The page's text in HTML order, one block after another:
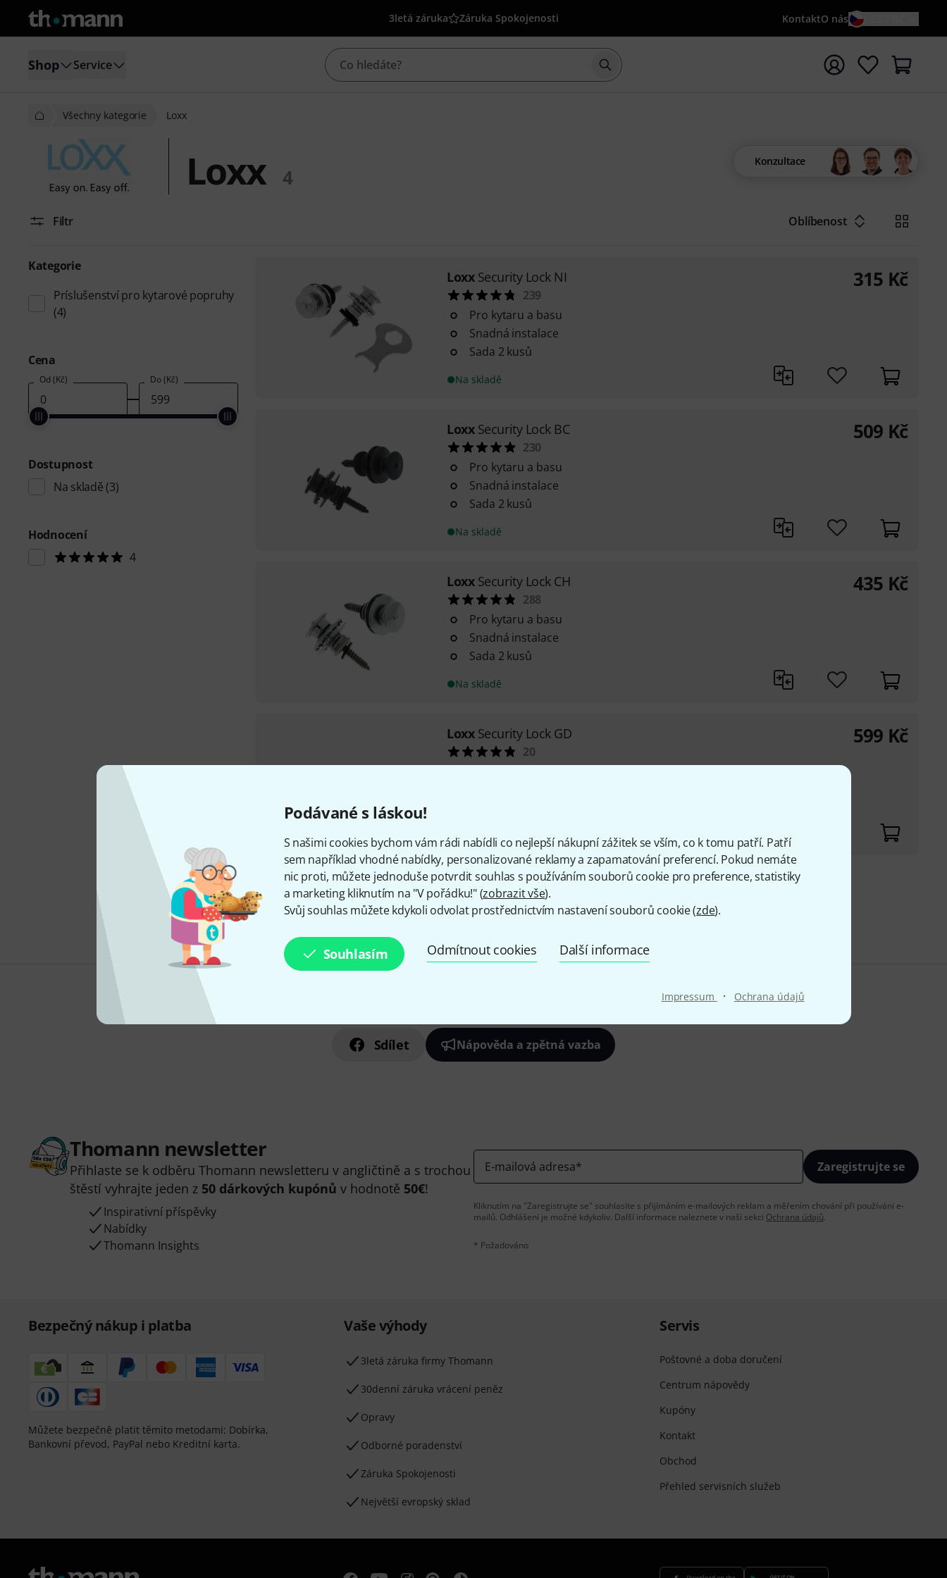
Podávané s láskou!
S našimi cookies bychom vám rádi nabídli co nejlepší nákupní zážitek se vším, co k tomu patří. Patří
sem například vhodné nabídky, personalizované reklamy a zapamatování preferencí. Pokud nemáte
nic proti, můžete jednoduše potvrdit souhlas s používáním souborů cookie pro preference, statistiky
a marketing kliknutím na "V pořádku!" (zobrazit vše).
Svůj souhlas můžete kdykoli odvolat prostřednictvím nastavení souborů cookie (zde).
Souhlasím Odmítnout cookies Další informace
Impressum · Ochrana údajů
3letá záruka Záruka Spokojenosti KontaktO nás
Shop Service Začít vyhledávání s vyhledávaným výrazem {searchTerm}
Všechny kategorie Loxx
Loxx 4
Konzultace
Filtr Oblíbenost
Kategorie
Príslušenství pro kytarové popruhy
(4)
Cena
Od (Kč) Do (Kč)
Dostupnost
Na skladě (3)
Hodnocení
4
Loxx Security Lock NI
239
Pro kytaru a basu
Snadná instalace
Sada 2 kusů
Na skladě
315 Kč
Loxx Security Lock BC
230
Pro kytaru a basu
Snadná instalace
Sada 2 kusů
Na skladě
509 Kč
Loxx Security Lock CH
288
Pro kytaru a basu
Snadná instalace
Sada 2 kusů
Na skladě
435 Kč
Loxx Security Lock GD
20
Na skladě ca. do 1 týdne
599 Kč
Doprava zdarma nad 4 900 Kč
Všechny ceny včetně DPH
Sdílet Nápověda a zpětná vazba
Thomann newsletter
Přihlaste se k odběru Thomann newsletteru v angličtině a s trochou
štěstí vyhrajte jeden z 50 dárkových kupónů v hodnotě 50€!
Inspirativní příspěvky
Nabídky
Thomann Insights
E-mailová adresa* Zaregistrujte se
Kliknutím na "Zaregistrujte se" souhlasíte s přijímáním e-mailových reklam a měřením chování při používání e-
mailů. Odhlášení je možné kdykoliv. Další informace naleznete v naší sekci Ochrana údajů.
* Požadováno
Bezpečný nákup i platba
Můžete bezpečně platit těmito metodami: Dobírka,
Bankovní převod, PayPal nebo Kreditní karta.
Vaše výhody
3letá záruka firmy Thomann
30denní záruka vrácení peněz
Opravy
Odborné poradenství
Záruka Spokojenosti
Největší evropský sklad
Servis
Poštovné a doba doručení
Centrum nápovědy
Kupóny
Kontakt
Obchod
Přehled servisních služeb